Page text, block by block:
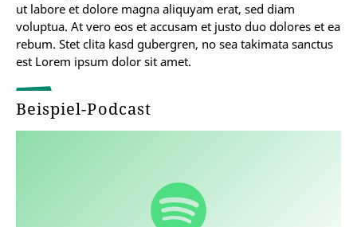
ut labore et dolore magna aliquyam erat, sed diam
voluptua. At vero eos et accusam et justo duo dolores et ea
rebum. Stet clita kasd gubergren, no sea takimata sanctus
est Lorem ipsum dolor sit amet.
Beispiel-Podcast